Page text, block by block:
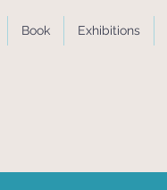
Book Exhibitions